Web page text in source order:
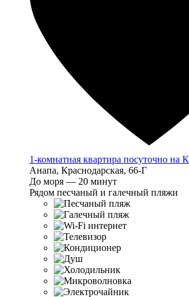
1-комнатная квартира посуточно на
Анапа, Краснодарская, 66-Г
До моря — 20 минут
Рядом песчаный и галечный пляжи